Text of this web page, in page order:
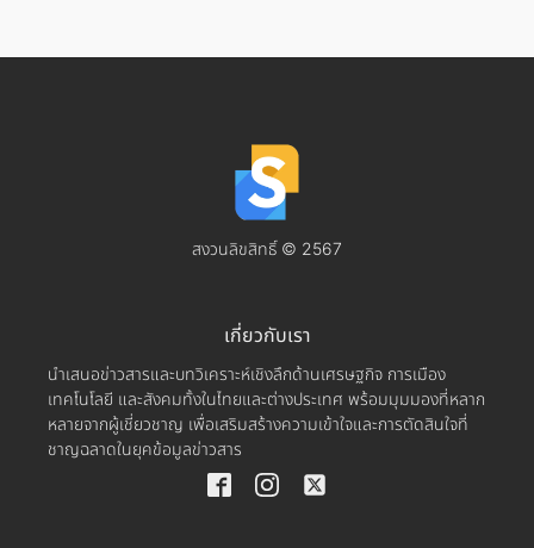
สงวนลิขสิทธิ์ © 2567
เกี่ยวกับเรา
นำเสนอข่าวสารและบทวิเคราะห์เชิงลึกด้านเศรษฐกิจ การเมือง
เทคโนโลยี และสังคมทั้งในไทยและต่างประเทศ พร้อมมุมมองที่หลาก
หลายจากผู้เชี่ยวชาญ เพื่อเสริมสร้างความเข้าใจและการตัดสินใจที่
ชาญฉลาดในยุคข้อมูลข่าวสาร